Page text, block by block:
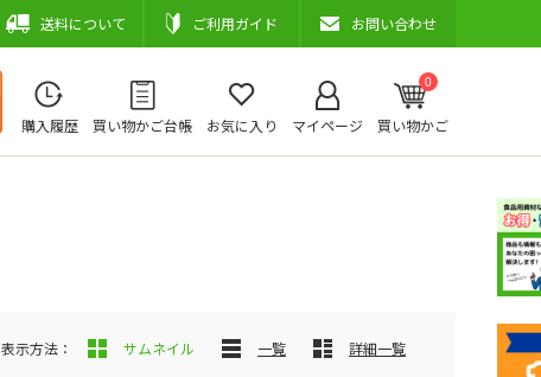
送料について ご利用ガイド お問い合わせ
購入履歴 買い物かご台帳 お気に入り マイページ
0
買い物かご
表示方法： サムネイル 一覧 詳細一覧